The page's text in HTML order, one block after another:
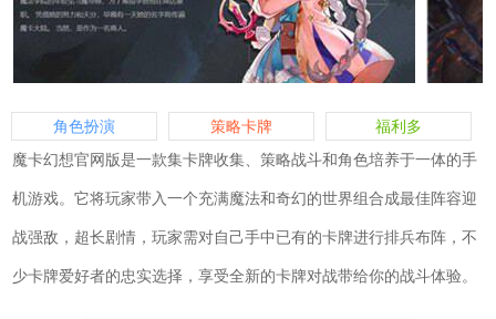
角色扮演 策略卡牌
福利多
魔卡幻想官网版是一款集卡牌收集、策略战斗和角色培养于一体的手
机游戏。它将玩家带入一个充满魔法和奇幻的世界组合成最佳阵容迎
战强敌，超长剧情，玩家需对自己手中已有的卡牌进行排兵布阵，不
少卡牌爱好者的忠实选择，享受全新的卡牌对战带给你的战斗体验。